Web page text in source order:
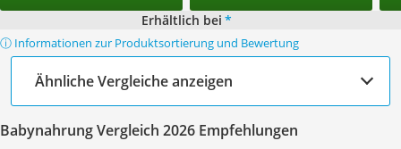
Erhältlich bei *
ⓘ Informationen zur Produktsortierung und Bewertung
Ähnliche Vergleiche anzeigen
Babynahrung Vergleich 2026 Empfehlungen